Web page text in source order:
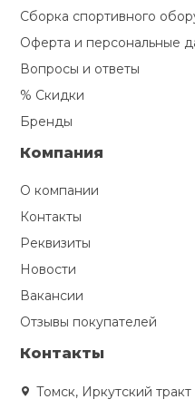
Сборка спортивного
Оферта и персональные
Вопросы и ответы
% Скидки
Бренды
Компания
О компании
Контакты
Реквизиты
Новости
Вакансии
Отзывы покупателей
Контакты
Томск, Иркутский тракт